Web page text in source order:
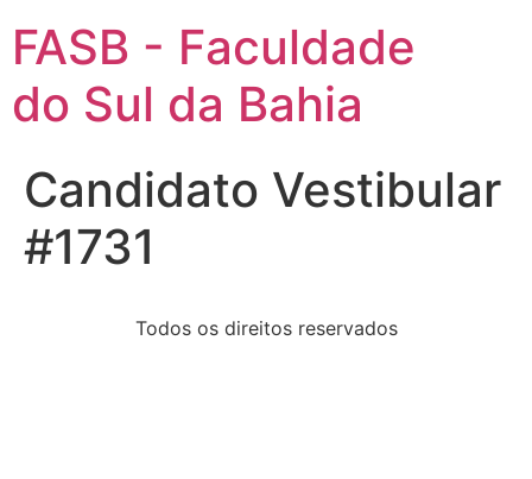
FASB - Faculdade
do Sul da Bahia
Candidato Vestibular
#1731
Todos os direitos reservados